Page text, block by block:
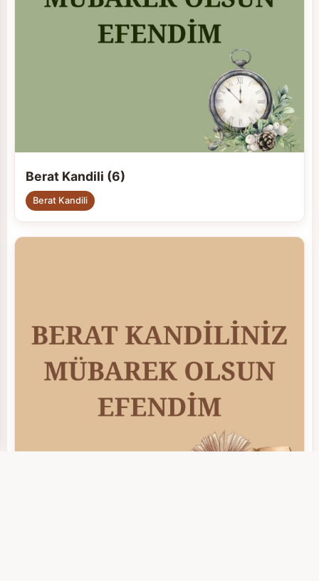
Berat Kandili (6)
Berat Kandili